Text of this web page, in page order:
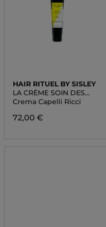
HAIR RITUEL BY SISLEY
LA CRÈME SOIN DES
BOUCLES
Crema Capelli Ricci
72,00 €